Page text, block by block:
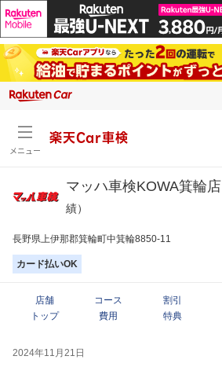
メニュー
楽天Car車検
マッハ車検KOWA箕輪店
績）
長野県上伊那郡箕輪町中箕輪8850-11
カード払いOK
店舗
トップ
コース
費用
割引
特典
2024年11月21日